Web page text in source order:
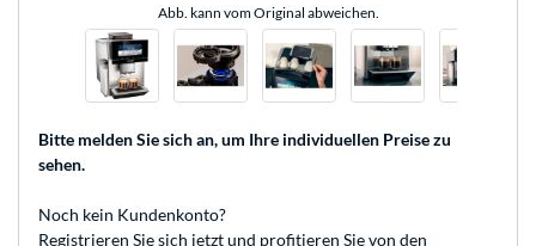
Abb. kann vom Original abweichen.
Bitte melden Sie sich an, um Ihre individuellen Preise zu
sehen.
Noch kein Kundenkonto?
Registrieren Sie sich jetzt und profitieren Sie von den